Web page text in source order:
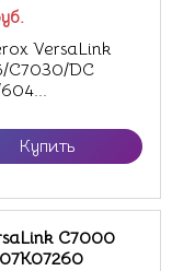
VersaLink
C7030/DC
Купить
C7000